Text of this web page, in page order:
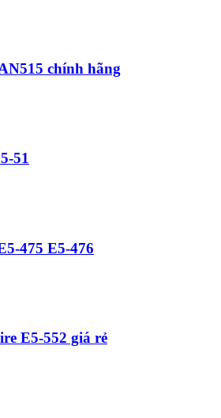
chính hãng
51
475 E5-476
E5-552 giá rẻ